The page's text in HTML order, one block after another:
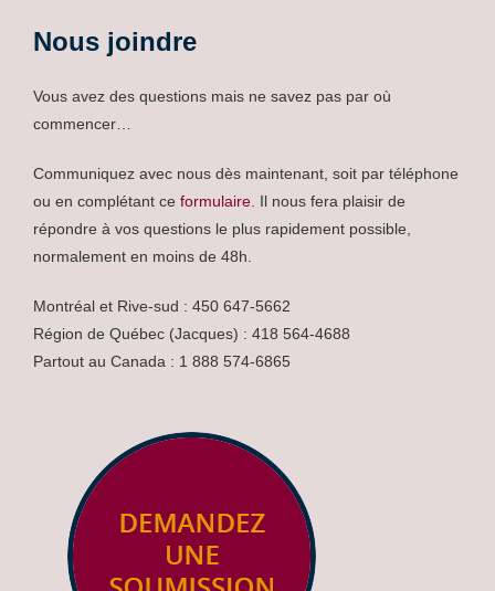
Nous joindre
Vous avez des questions mais ne savez pas par où
commencer…
Communiquez avec nous dès maintenant, soit par téléphone
ou en complétant ce formulaire . Il nous fera plaisir de
répondre à vos questions le plus rapidement possible,
normalement en moins de 48h.
Montréal et Rive-sud : 450 647-5662
Région de Québec (Jacques) : 418 564-4688
Partout au Canada : 1 888 574-6865